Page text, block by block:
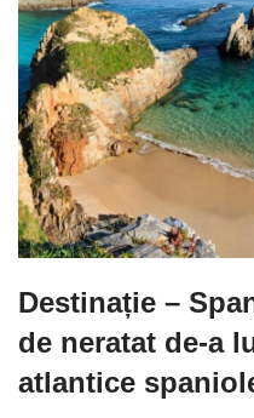
Destinație –
de neratat de-a
atlantice